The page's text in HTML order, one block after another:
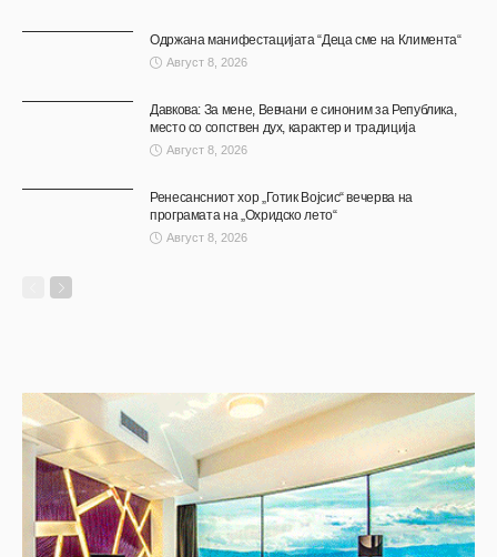
Одржана манифестацијата “Деца сме на Климента“
Август 8, 2026
Давкова: За мене, Вевчани е синоним за Република,
место со сопствен дух, карактер и традиција
Август 8, 2026
Ренесансниот хор „Готик Војсис“ вечерва на
програмата на „Охридско лето“
Август 8, 2026